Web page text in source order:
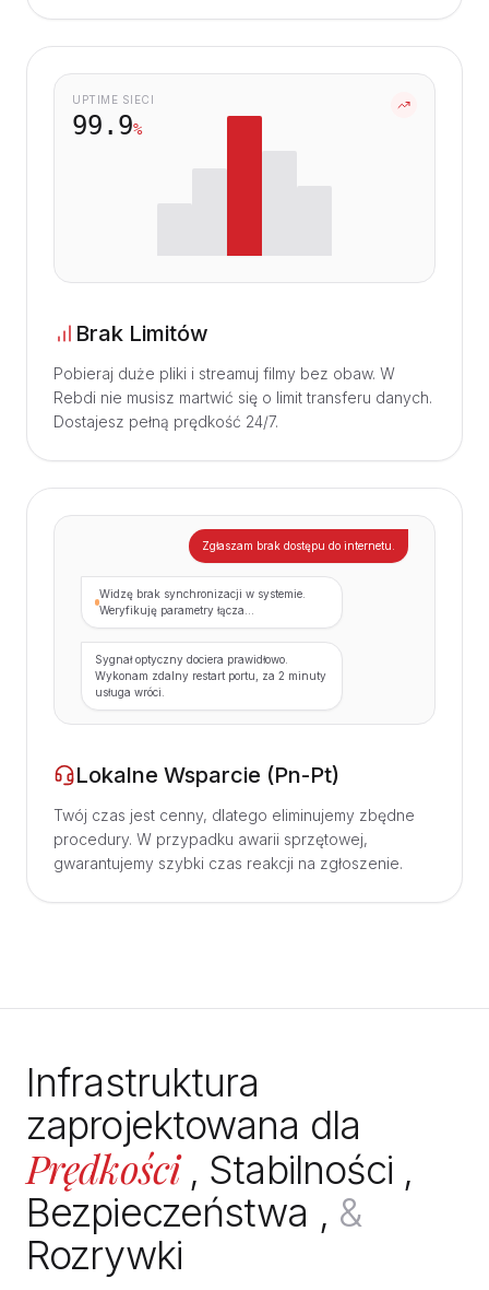
UPTIME SIECI
99.9%
Brak Limitów
Pobieraj duże pliki i streamuj filmy bez obaw. W
Rebdi nie musisz martwić się o limit transferu danych.
Dostajesz pełną prędkość 24/7.
Zgłaszam brak dostępu do internetu.
Widzę brak synchronizacji w systemie.
Weryfikuję parametry łącza...
Sygnał optyczny dociera prawidłowo.
Wykonam zdalny restart portu, za 2 minuty
usługa wróci.
Lokalne Wsparcie (Pn-Pt)
Twój czas jest cenny, dlatego eliminujemy zbędne
procedury. W przypadku awarii sprzętowej,
gwarantujemy szybki czas reakcji na zgłoszenie.
Infrastruktura
zaprojektowana dla
Prędkości , Stabilności ,
Bezpieczeństwa , &
Rozrywki